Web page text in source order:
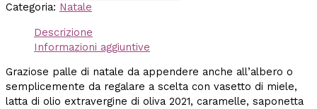
Categoria: Natale
Descrizione
Informazioni aggiuntive
Graziose palle di natale da appendere anche all’albero o
semplicemente da regalare a scelta con vasetto di miele,
latta di olio extravergine di oliva 2021, caramelle, saponetta